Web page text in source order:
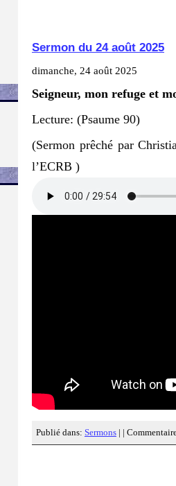
Sermon du 24 août 2025
dimanche, 24 août 2025
Seigneur, mon refuge et
Lecture: (Psaume 90)
(Sermon prêché par
l’ECRB )
Publié dans: Sermons | |